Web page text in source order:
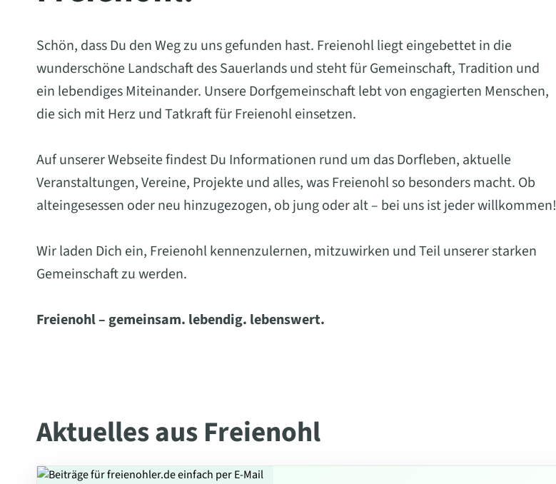
Schön, dass Du den Weg zu uns gefunden hast. Freienohl liegt eingebettet in die
wunderschöne Landschaft des Sauerlands und steht für Gemeinschaft, Tradition und
ein lebendiges Miteinander. Unsere Dorfgemeinschaft lebt von engagierten Menschen,
die sich mit Herz und Tatkraft für Freienohl einsetzen.
Auf unserer Webseite findest Du Informationen rund um das Dorfleben, aktuelle
Veranstaltungen, Vereine, Projekte und alles, was Freienohl so besonders macht. Ob
alteingesessen oder neu hinzugezogen, ob jung oder alt – bei uns ist jeder willkommen!
Wir laden Dich ein, Freienohl kennenzulernen, mitzuwirken und Teil unserer starken
Gemeinschaft zu werden.
Freienohl – gemeinsam. lebendig. lebenswert.
Aktuelles aus Freienohl